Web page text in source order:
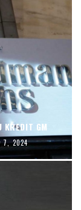
KREDIT GM
7, 2024